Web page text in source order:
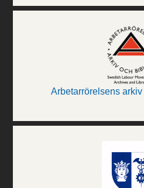
Arbetarrörelsens